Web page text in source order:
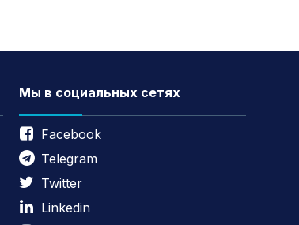
Мы в социальных сетях
Facebook
Telegram
Twitter
Linkedin